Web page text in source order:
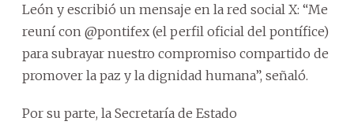
León y escribió un mensaje en la red social X: “Me
reuní con @pontifex (el perfil oficial del pontífice)
para subrayar nuestro compromiso compartido de
promover la paz y la dignidad humana”, señaló.
Por su parte, la Secretaría de Estado